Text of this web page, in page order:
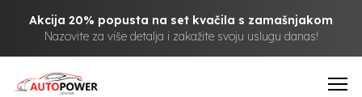
Akcija 20% popusta na set kvačila s zamašnjakom
Nazovite za više detalja i zakažite svoju uslugu danas!